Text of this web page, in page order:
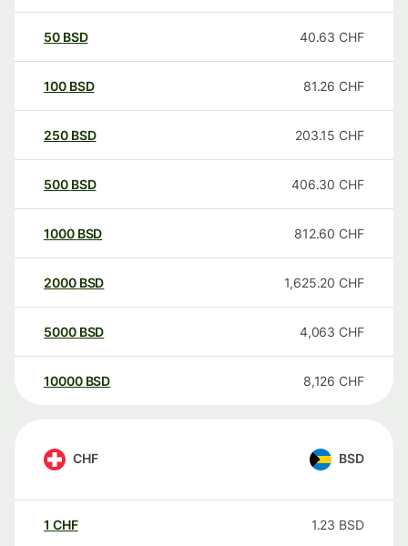
50 BSD 40.63 CHF
100 BSD 81.26 CHF
250 BSD 203.15 CHF
500 BSD 406.30 CHF
1000 BSD 812.60 CHF
2000 BSD 1,625.20 CHF
5000 BSD 4,063 CHF
10000 BSD 8,126 CHF
CHF BSD
1 CHF 1.23 BSD